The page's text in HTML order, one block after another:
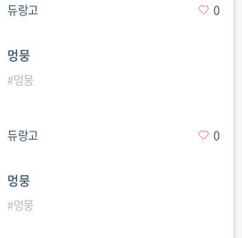
듀랑고 0
멍뭉
#멍뭉
듀랑고 0
멍뭉
#멍뭉